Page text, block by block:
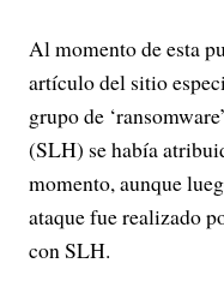
Al momento de esta
artículo del sitio
grupo de
(SLH) se había
momento, aunque
ataque fue realizado
con SLH.